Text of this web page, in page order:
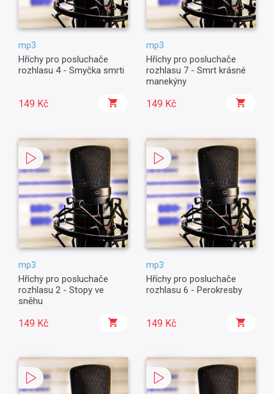
mp3
Hříchy pro posluchače
rozhlasu 4 - Smyčka smrti
149 Kč
mp3
Hříchy pro posluchače
rozhlasu 7 - Smrt krásné
manekýny
149 Kč
mp3
Hříchy pro posluchače
rozhlasu 2 - Stopy ve
sněhu
149 Kč
mp3
Hříchy pro posluchače
rozhlasu 6 - Perokresby
149 Kč